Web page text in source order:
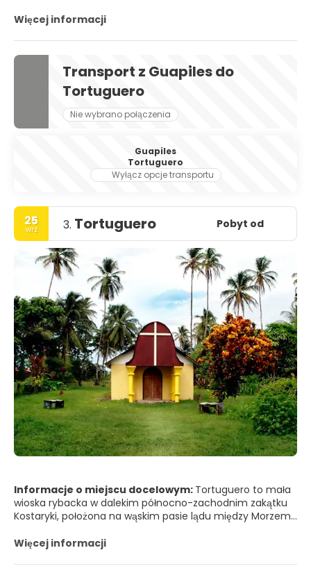
położonym wzdłuż autostrady 32 podczas podróży ze
Więcej informacji
Transport z Guapiles do
Tortuguero
Nie wybrano połączenia
Guapiles
Tortuguero
Wyłącz opcje transportu
25
wrz 3. Tortuguero Pobyt od
Informacje o miejscu docelowym: Tortuguero to mała
wioska rybacka w dalekim północno-zachodnim zakątku
Kostaryki, położona na wąskim pasie lądu między Morzem
jednym z najbardziej odległych miejsc w Kostaryce i
Głównym powodem, dla którego większość ludzi podróżuje
Więcej informacji